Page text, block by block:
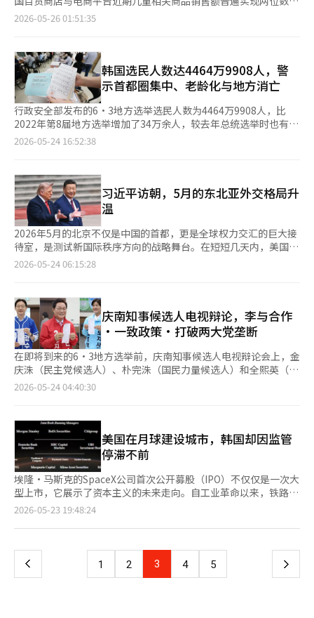
金候选人则直言：“选民们是否真的有必要看禹候选人的选举宣传
材料？”他接着表示：“连正座里旅游区在哪里都不知道，光德隧
费。※ 本报道经人工智能（AI）系统翻译与编辑。
越了简单的选址问题。它可能成为韩国赛马产业结构性重塑的契
机。在改变物理空间的过程中，可以重新定义产业的性质。日本的
间，并通过游戏《乌马娘：漂亮德比》的成功吸引了年轻群体。将
热门赛马角色化并扩展为内容和周边商品的策略也值得关注。这是
将赛马从“竞技”扩展到“文化”的结果。关键在于“谁来光顾这
个空间”。目前，렛츠런파크仍未摆脱以老年人为主的结构。去
年，렛츠런파크首尔的总入场人数中，赛马顾客为225万人，非赛
马顾客为213万人。根据韩国马协会在2024年对4900人进行的赛
马用户倾向调查，90%的赛马顾客年龄在50岁以上。因此，新空
间应设计为能够自然吸引年轻人和家庭游客的结构。为此，选址条
育的中长期战略。最重要的是，政府的角色转变是必要的。如果在
没有明确愿景和支持方案的情况下推进迁址，只会加剧现场的不
安。实际上，马协会内部对政策方向的不确定性也存在不少担忧。
赛马产业不仅仅是简单的博彩产业，它与整个马产业息息相关。最
近我与一位马产业相关人士交谈时，他表示：“如果赛马作为健康
的体育项目地位得到提升，将会促进骑马人口的扩大、赛马育种产
业的增长，以及对训练师、骑师、兽医等专业职业的需求增
化与产业”的起点。
品方面有很多可以开拓的市场”。 他还提到：“我们正在关注中
国和印度，‘世界很大，出口的地方很多’的精神将会得到贯彻。
示：“我们有张保皐舰的实物，而德国目前还在设计中。”他强
调，“在潜艇的价格和规格方面，我们都领先于德国，并且现代汽
车和韩华等公司共同制定了产业合作方案。” 他补充道：“由于
加拿大是北大西洋公约组织（NATO）成员国，并且是老朋友，因
此存在一些不安因素。”他提到，“关于12艘潜艇的建造，听说韩
国和德国各自分担一半，但我希望能够与李舜臣将军的12艘相匹
配。” 对于前一天与三星电子签署工资协议的劳资关系，金部长
表示：“我觉得这次机会对三星电子来说是药还是毒，正处于一个
跳板”。 关于核电出口和对美投资首个项目，金部长保持了沉
默。他表示：“我们正在与多个国家接触，核电项目仍在进行中，
现在谈论还为时尚早。”他提到，“对美投资项目的讨论正在朝着
建设性的方向进行，虽然很难设定时间框架，但我们正在分析其商
业合理性。” 金部长提到，他在任内重点推进的制造AI转型
（M.AX）方面表示：“已经基于工艺领域、制造产品和工业园区
等11个分支组成了‘最佳11’。”他强调：“目前的攻击手只有
半导体，下半年将会培养两到三个关键角色。” 他还提到前一天
出：“在AI工厂扩展的过程中，政府的支持是必要的，但企业的自
发利用也同样重要。即使不是庞大的模型，制造领域的竞争力也能
得到提升。” 关于M.AX可能对劳动市场造成的冲击，金部长表
示：“由于人口结构的变化，下一代无法接续的情况正在逼近。我
们不是在替代人，而是在持续保持竞争力。”他认为：“为了年轻
人，政府需要进行再教育，让人们从事其他工作。”※ 本报道经
人工智能（AI）系统翻译与编辑。
长，其中高端婴幼儿用品与儿童奢侈品消费增势尤为明显。业内认
第一季度韩国主要百货商店儿童品类销售额整体增长约20%。其
中，乐天百货儿童品类销售额同比增长20%，儿童奢侈品牌销售额
增长30%；高端婴儿用品销售额同比增长180%。业内分析认为，
部分进口高端品牌在韩元贬值背景下预告涨价，带动消费者提前购
买。 新世界百货第一季度进口儿童品牌销售额同比增长21.5%，韩
国本土儿童品牌销售额增长10.4%。现代百货同期儿童品类销售额
增长31.4%，其中儿童奢侈品销售额同比大增51.3%。电商渠道婴
幼儿消费增速同样高于整体水平。根据韩国产业通商资源部数据，
整体线上销售额8.1%的增速。 与此同时，韩国主要百货企业正加
快围绕亲子消费展开营销布局。乐天百货近期在蚕室店推出高端婴
儿用品及婴儿车品牌快闪活动；新世界百货则加强功能性童装推
广；现代百货也围绕儿童家具与亲子主题活动吸引家庭消费客群。
韩国出生人口自2024年7月至今年2月已连续20个月保持增长。市
场普遍认为，出生人口回升以及家庭育儿消费意愿改善，是近期儿
童消费市场升温的重要背景。与此同时，年轻父母对品质、安全性
与功能性的重视程度不断提高，也推动高端育儿产品需求持续扩
2026-05-26 01:51:35
韩国选民人数达4464万9908人，警
示首都圈集中、老龄化与地方消亡
行政安全部发布的6·3地方选举选民人数为4464万9908人，比
2022年第8届地方选举增加了34万余人，较去年总统选举时也有所
增加。从数字上看，这似乎只是简单的统计，但其中蕴含着韩国当
缩。这次地方选举不仅仅是选举广域自治团体首长和基础自治团体
首长，更是决定韩国未来结构的试金石。 最显著的是首都圈集中
现象。京畿道的选民人数超过1187万，占总数的26.6%。首尔占
18.6%，加上仁川，首都圈的选民比例几乎接近一半。尽管是地方
选举，但选举议题却围绕着GTX、重建、房地产和交通网络等展
开，政治界也不得不依赖首都圈的民意。首尔市长和京畿道知事的
选举被视为几乎是总统级的政治事件，这并非偶然。 问题在于，
首都圈集中并不仅仅是人口的移动。青年、就业、资本、产业、教
和青年外流的三重困境。地方大学面临生死存亡的危机，地方商业
也在崩溃。“地方消亡”这一词汇不再是夸张，而是现实。 回顾
诺姆宰政府为何将区域均衡发展作为国家战略，当时的创新城市和
公共机构迁移政策引发了不少争议，但问题意识本身并没有错。首
都圈过度拥挤和地方空心化并非单纯的地区问题，而是动摇国家整
体可持续性的结构性危机。只有特定地区发展的国家，长期来看将
失去平衡。地方的崩溃将削弱国家竞争力。 此次选民统计所展示
的另一个现实是老龄化。从年龄比例来看，50岁占19.3%，60岁
10岁以下的比例仅为2%。这意味着未来韩国政治可能会更加关注
稳定、福利和资产防御，而非未来产业和创新。养老金、医疗、房
地产和安全问题成为政治核心议题的原因也在于此。 日本已经走
过了这样的道路。在长期经济低迷中，日本政治更倾向于以高龄群
体的稳定政策为中心，而非大胆的结构改革。韩国也正朝着类似的
方向发展。问题在于青年一代。由于就业和住房困境，正遭受最大
痛苦的一代在政治上可能会越来越边缘化。政治越是对当前的稳定
敏感，国家的创新动力就越会减弱。 外国选民的增加也是一个重
变。制造业、农村、物流和护理产业在没有外国劳动力的情况下难
以维持。地方选举中外国投票权的争议反复出现，正是与产业结构
和人口结构变化相互交织的结果。 欧洲已经经历了这一问题。德
2026-05-24 16:52:38
习近平访朝，5月的东北亚外交格局升
温
2026年5月的北京不仅是中国的首都，更是全球权力交汇的巨大接
待室，是测试新国际秩序方向的战略舞台。在短短几天内，美国总
统唐纳德·特朗普和俄罗斯总统弗拉基米尔·普京相继访问北京。
件，而是工业革命以来持续数百年的世界秩序正在转变的信号。曾
几何时，世界的中心是伦敦，随后是纽约和华盛顿，成为金融、军
事、工业和文明的重心。然而，随着21世纪中叶的到来，全球经济
和地缘政治的重心再次向太平洋西岸、欧亚大陆最东端的东北亚转
移。中国正处于这一中心。中国如今是全球最大的制造业国家和最
大出口国，同时也是全球最大的原油进口国之一。电动车、电池、
稀土、太阳能、无人机和人工智能基础设施等领域，中国的影响力
正在迅速扩大。各国领导人访问北京的原因很简单：在解决供应
京外交的一个关键场景是特朗普总统访华后，普京总统再次访问北
京。美国和俄罗斯这两大军事强国的领导人相继访问中国，象征性
地展示了当前国际秩序的变化。中国国家主席习近平在与美国竞争
的同时，管理与美国的关系；与俄罗斯紧密合作，但又不完全依
赖，采取了一种复杂的外交策略。与美国在关税、半导体、人工智
能霸权和台湾问题上进行博弈的同时，尽量避免经济关系的完全断
裂。与俄罗斯则在能源、金融和安全合作上加大力度，以应对以美
国为中心的秩序。这就是所谓的“新北京体系”的出现。乌克兰战
争进一步加速了这一趋势。由于西方制裁，俄罗斯失去了相当一部
向中国，人民币结算的比例也在迅速增加。尤其是“西伯利亚力
量”天然气管道项目不仅是一个能源项目，更是俄罗斯和中国在欧
亚大陆内部形成新经济轴心的象征性工程。然而，这一背后也隐藏
2026-05-24 06:15:28
庆南知事候选人电视辩论，李与合作
·一致政策·打破两大党垄断
在即将到来的6·3地方选举前，庆南知事候选人电视辩论会上，金
庆洙（民主党候选人）、朴完洙（国民力量候选人）和全熙英（进
步党候选人）提出了庆南发展的蓝图，积极争取民心。特别是金候
的电视辩论中，分别强调与中央政府的合作、政策的一致性以及打
破派系政治等，呼吁支持。 金候选人表示：“当前的危机无法仅
靠庆南自身的力量克服，必须与中央政府携手。”并质疑朴候选
人：“与中央政府对抗的知事如何克服危机？” 朴候选人则回
应：“我在庆南出生，终身生活在这里，谁比我更了解庆南？”并
强调：“我只关注省民，庆南的经济、人口和生活指标均处于领先
地位。” 全候选人也表示：“必须保障劳动权，维护生命权和生
存权，结束贫困省民的时代。”并表示：“需要消除陈旧的政治，
庆南需要新的政治人物。” 在关于如何与釜山共享新海港和加德
候选人指出：“必须仔细审查是否真正改善了省民的生活，这涉及
气候危机、海洋生态和渔民的生存权等重大问题，必须严格审
2026-05-24 04:40:30
美国在月球建设城市，韩国却因监管
停滞不前
埃隆·马斯克的SpaceX公司首次公开募股（IPO）不仅仅是一次大
型上市，它展示了资本主义的未来走向。自工业革命以来，铁路、
石油、汽车和互联网改变了时代，而如今，宇宙正成为下一个经济
句话：“在月球和其他行星上建设城市。”在过去，这可能只是科
实商业计划。 回顾历史，新的文明总是从“移动空间的扩展”开
始。大航海时代的欧洲通过掌控海洋改变了世界秩序，而美国则通
2026-05-23 19:48:24
上
页
1 2 3 4 5 下